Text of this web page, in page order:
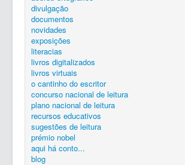
autenticar
silêncio...
ler é preciso...
exposições...
livroscatálogo
zona de trabalho
Entrada
divulgação
documentos
novidades
exposições
literacias
livros digitalizados
livros virtuais
o cantinho do escritor
concurso nacional de leitura
plano nacional de leitura
recursos educativos
sugestões de leitura
prémio nobel
aqui há conto...
blog